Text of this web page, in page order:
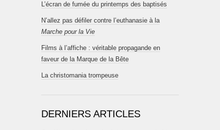
L’écran de fumée du printemps des baptisés
N’allez pas défiler contre l’euthanasie à la
Marche pour la Vie
Films à l’affiche : véritable propagande en
faveur de la Marque de la Bête
La christomania trompeuse
DERNIERS ARTICLES